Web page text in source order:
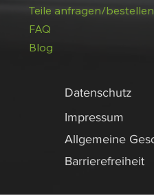
Datenschutz
Impressum
Allgemeine
Barrierefreiheit
Teile anfragen/bestellen
FAQ
Blog